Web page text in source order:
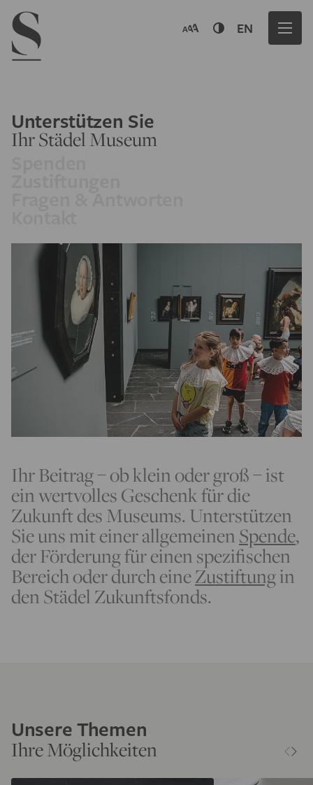
Navigation menu
EN
Unterstützen Sie
Ihr Städel Museum
Ihr Beitrag – ob klein oder groß – ist
ein wertvolles Geschenk für die
Zukunft des Museums. Unterstützen
Sie uns mit einer allgemeinenSpende,
der Förderung für einen spezifischen
Bereich oder durch eineZustiftungin
den Städel Zukunftsfonds.
Unsere Themen
Ihre Möglichkeiten